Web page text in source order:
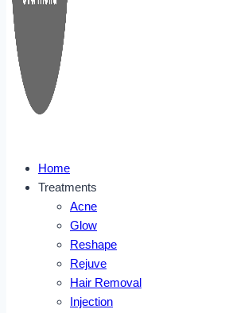
Home
Treatments
Acne
Glow
Reshape
Rejuve
Hair Removal
Injection